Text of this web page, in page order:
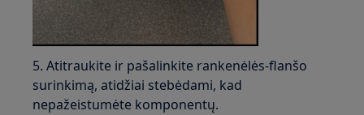
5. Atitraukite ir pašalinkite rankenėlės-flanšo
surinkimą, atidžiai stebėdami, kad
nepažeistumėte komponentų.